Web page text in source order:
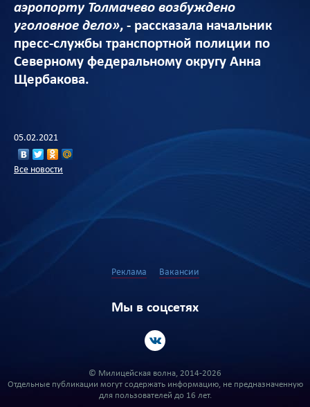
аэропорту Толмачево возбуждено
уголовное дело», - рассказала начальник
пресс-службы транспортной полиции по
Северному федеральному округу Анна
Щербакова.
05.02.2021
Все новости
Реклама Вакансии
Мы в соцсетях
© Милицейская волна, 2014-2026
Отдельные публикации могут содержать информацию, не предназначенную
для пользователей до 16 лет.